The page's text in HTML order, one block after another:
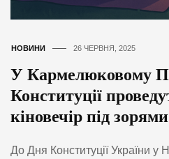
НОВИНИ 26 ЧЕРВНЯ, 2025
У Кармелюковому
Конституції
кіновечір під зорями
До Дня Конституції України у